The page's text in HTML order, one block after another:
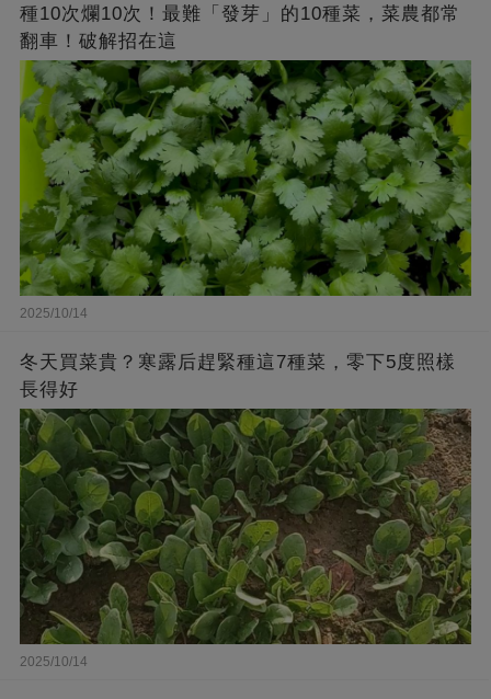
種10次爛10次！最難「發芽」的10種菜，菜農都常
翻車！破解招在這
2025/10/14
冬天買菜貴？寒露后趕緊種這7種菜，零下5度照樣
長得好
2025/10/14